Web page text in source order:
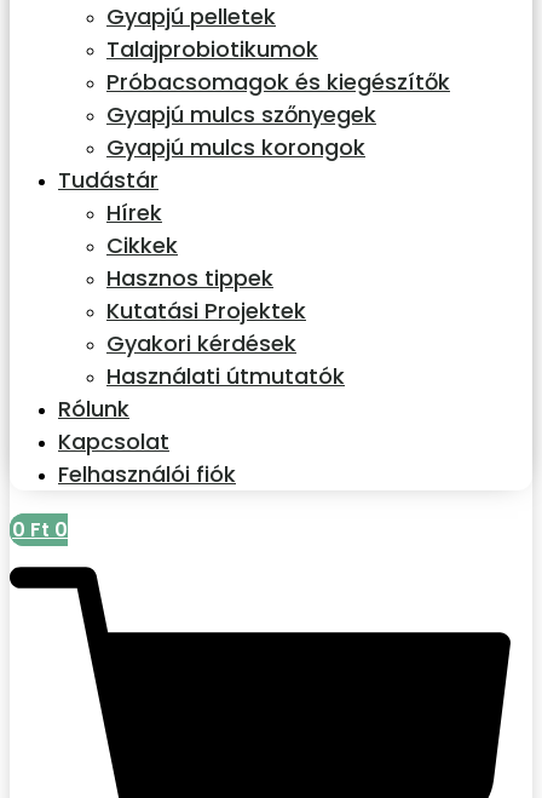
Gyapjú pelletek
Talajprobiotikumok
Próbacsomagok és kiegészítők
Gyapjú mulcs szőnyegek
Gyapjú mulcs korongok
Tudástár
Hírek
Cikkek
Hasznos tippek
Kutatási Projektek
Gyakori kérdések
Használati útmutatók
Rólunk
Kapcsolat
Felhasználói fiók
0 Ft 0